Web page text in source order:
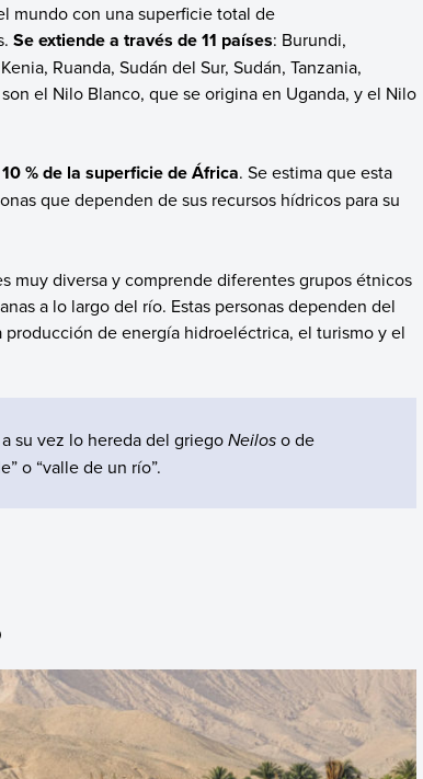
mundo con una superficie total de
Se extiende a través de 11 países: Burundi,
Ruanda, Sudán del Sur, Sudán, Tanzania,
el Nilo Blanco, que se origina en Uganda, y el Nilo
% de la superficie de África. Se estima que esta
que dependen de sus recursos hídricos para su
muy diversa y comprende diferentes grupos étnicos
a lo largo del río. Estas personas dependen del
de energía hidroeléctrica, el turismo y el
su vez lo hereda del griegoNeiloso de
o “valle de un río”.